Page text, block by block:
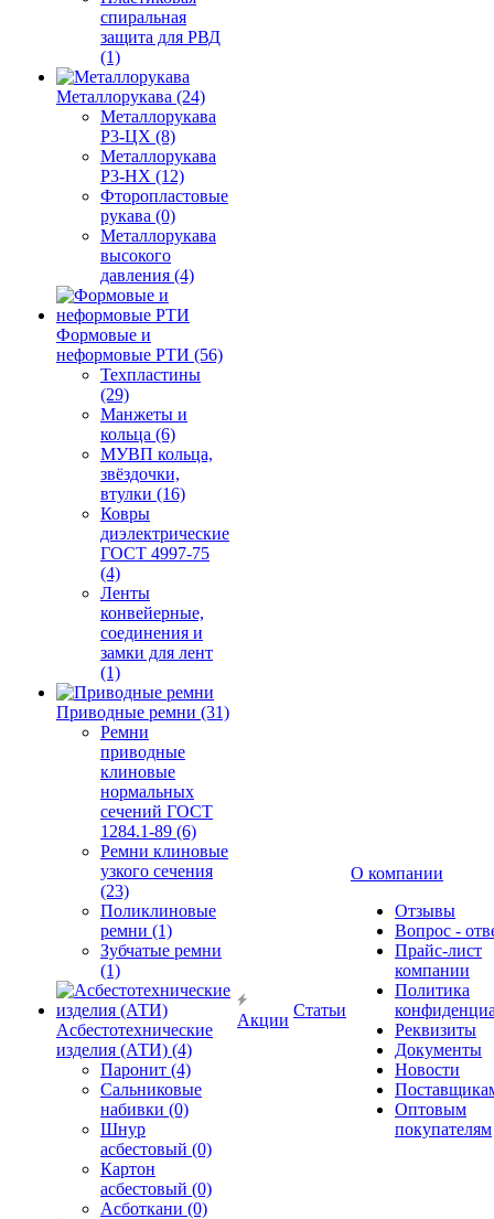
спиральная
защита для РВД
(1)
Металлорукава (24)
Металлорукава
Р3-ЦХ (8)
Металлорукава
Р3-НХ (12)
Фторопластовые
рукава (0)
Металлорукава
высокого
давления (4)
Формовые и
неформовые РТИ (56)
Техпластины
(29)
Манжеты и
кольца (6)
МУВП кольца,
звёздочки,
втулки (16)
Ковры
диэлектрические
ГОСТ 4997-75
(4)
Ленты
конвейерные,
соединения и
замки для лент
(1)
Приводные ремни (31)
Ремни
приводные
клиновые
нормальных
сечений ГОСТ
1284.1-89 (6)
Ремни клиновые
узкого сечения
(23)
Поликлиновые
ремни (1)
Зубчатые ремни
(1)
Асбестотехнические
изделия (АТИ) (4)
Паронит (4)
Сальниковые
набивки (0)
Шнур
асбестовый (0)
Картон
асбестовый (0)
Асботкани (0)
Акции
Статьи
О компании
Отзывы
Вопрос -
Прайс-лист
компании
Политика
Реквизиты
Документы
Новости
Оптовым
покупателям